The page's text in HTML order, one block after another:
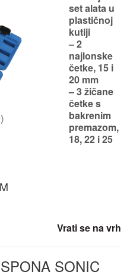
set alata u
plastičnoj
kutiji
– 2
najlonske
četke, 15 i
20 mm
– 3 žičane
četke s
bakrenim
premazom,
18, 22 i 25
Vrati se na vrh
SONIC